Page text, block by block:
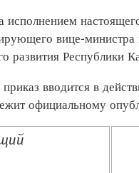
вице-министра
развития Республики
вводится в
официальному